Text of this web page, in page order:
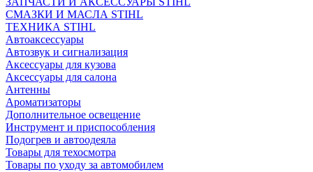
СМАЗКИ И МАСЛА STIHL
ТЕХНИКА STIHL
Автоаксессуары
Автозвук и сигнализация
Аксессуары для кузова
Аксессуары для салона
Антенны
Ароматизаторы
Дополнительное освещение
Инструмент и приспособления
Подогрев и автоодеяла
Товары для техосмотра
Товары по уходу за автомобилем